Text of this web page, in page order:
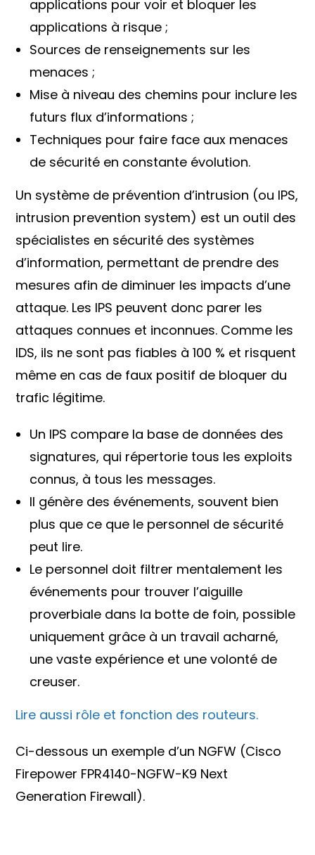
applications pour voir et bloquer les
applications à risque ;
Sources de renseignements sur les
menaces ;
Mise à niveau des chemins pour inclure les
futurs flux d’informations ;
Techniques pour faire face aux menaces
de sécurité en constante évolution.
Un système de prévention d’intrusion (ou IPS,
intrusion prevention system) est un outil des
spécialistes en sécurité des systèmes
d’information, permettant de prendre des
mesures afin de diminuer les impacts d’une
attaque. Les IPS peuvent donc parer les
attaques connues et inconnues. Comme les
IDS, ils ne sont pas fiables à 100 % et risquent
même en cas de faux positif de bloquer du
trafic légitime.
Un IPS compare la base de données des
signatures, qui répertorie tous les exploits
connus, à tous les messages.
Il génère des événements, souvent bien
plus que ce que le personnel de sécurité
peut lire.
Le personnel doit filtrer mentalement les
événements pour trouver l’aiguille
proverbiale dans la botte de foin, possible
uniquement grâce à un travail acharné,
une vaste expérience et une volonté de
creuser.
Lire aussi rôle et fonction des routeurs.
Ci-dessous un exemple d’un NGFW (Cisco
Firepower FPR4140-NGFW-K9 Next
Generation Firewall).